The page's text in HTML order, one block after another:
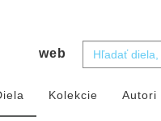
web
Kolekcie Autori